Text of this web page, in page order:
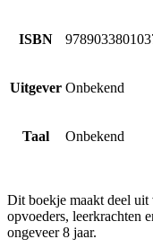
ISBN
Uitgever Onbekend
Taal Onbekend
Dit boekje maakt deel uit
opvoeders, leerkrachten
ongeveer 8 jaar.